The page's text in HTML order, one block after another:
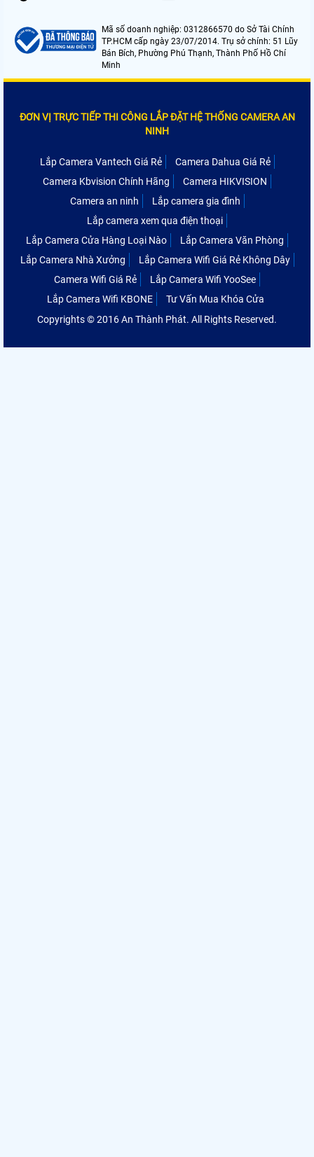
Mã số doanh nghiệp: 0312866570 do Sở Tài Chính
TP.HCM cấp ngày 23/07/2014. Trụ sở chính: 51 Lũy
Bán Bích, Phường Phú Thạnh, Thành Phố Hồ Chí
Minh
ĐƠN VỊ TRỰC TIẾP THI CÔNG LẮP ĐẶT HỆ THỐNG CAMERA AN
NINH
Lắp Camera Vantech Giá Rẻ
Camera Dahua Giá Rẻ
Camera Kbvision Chính Hãng
Camera HIKVISION
Camera an ninh
Lắp camera gia đình
Lắp camera xem qua điện thoại
Lắp Camera Cửa Hàng Loại Nào
Lắp Camera Văn Phòng
Lắp Camera Nhà Xưởng
Lắp Camera Wifi Giá Rẻ Không Dây
Camera Wifi Giá Rẻ
Lắp Camera Wifi YooSee
Lắp Camera Wifi KBONE
Tư Vấn Mua Khóa Cửa
Copyrights © 2016 An Thành Phát. All Rights Reserved.